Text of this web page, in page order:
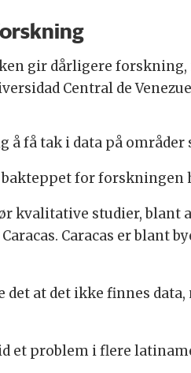
gir dårligere
Central de
å få tak i data på
for
kvalitative studier, blant
Caracas er blant
det at det ikke finnes
et problem i flere